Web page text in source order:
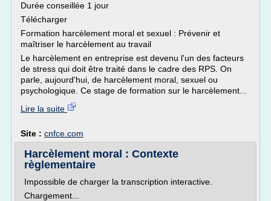
Durée conseillée 1 jour
Télécharger
Formation harcèlement moral et sexuel : Prévenir et
maîtriser le harcèlement au travail
Le harcèlement en entreprise est devenu l'un des facteurs
de stress qui doit être traité dans le cadre des RPS. On
parle, aujourd'hui, de harcèlement moral, sexuel ou
psychologique. Ce stage de formation sur le harcèlement...
Lire la suite
Site : cnfce.com
Harcèlement moral : Contexte
règlementaire
Impossible de charger la transcription interactive.
Chargement...